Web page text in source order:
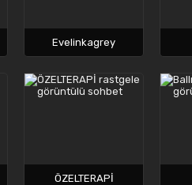
Evelinkagrey
ÖZELTERAPİ